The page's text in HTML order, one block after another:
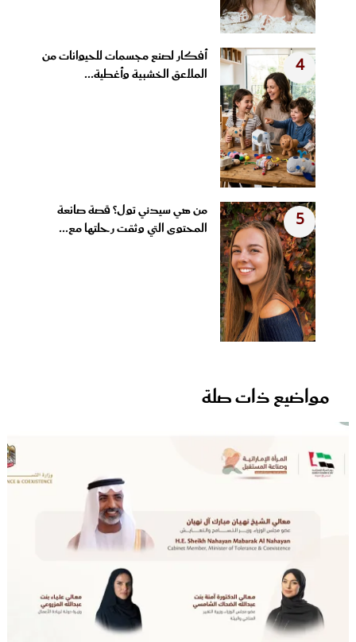
4
أفكار لصنع مجسمات للحيوانات من
الملاعق الخشبية وأغطية...
5
من هي سيدني تول؟ قصة صانعة
المحتوى التي وثقت رحلتها مع...
مواضيع ذات صلة